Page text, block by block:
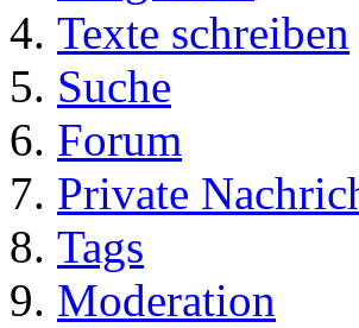
Texte schreiben
Suche
Forum
Private
Tags
Moderation